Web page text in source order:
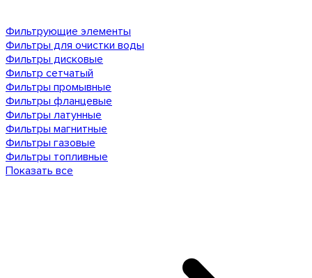
Фильтрующие элементы
Фильтры для очистки воды
Фильтры дисковые
Фильтр сетчатый
Фильтры промывные
Фильтры фланцевые
Фильтры латунные
Фильтры магнитные
Фильтры газовые
Фильтры топливные
Показать все